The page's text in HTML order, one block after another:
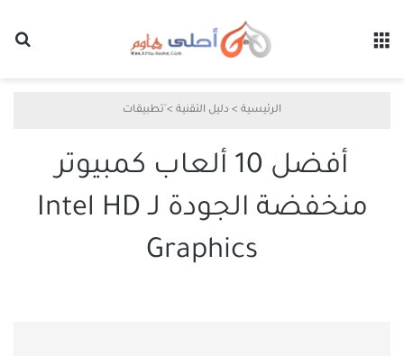
الرئيسية > دليل التقنية > َتطبيقات
أفضل 10 ألعاب كمبيوتر
منخفضة الجودة لـ Intel HD
Graphics